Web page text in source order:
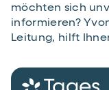
möchten sich
informieren?
Leitung, hilft